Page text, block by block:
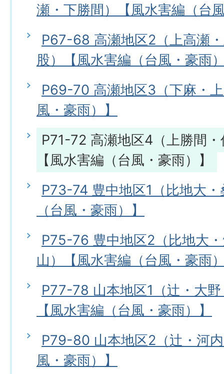
瀬・下勝間）【風水害編（台
P67-68 高瀬地区2（上高瀬
股）【風水害編（台風・豪雨
P69-70 高瀬地区3（下麻・
風・豪雨）】
P71-72 高瀬地区4（上勝間
【風水害編（台風・豪雨）】
P73-74 豊中地区1（比地大
（台風・豪雨）】
P75-76 豊中地区2（比地大
山）【風水害編（台風・豪雨
P77-78 山本地区1（辻・大
【風水害編（台風・豪雨）】
P79-80 山本地区2（辻・河
風・豪雨）】